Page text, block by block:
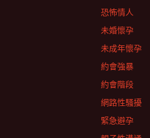
恐怖情人
未婚懷孕
未成年懷孕
約會強暴
約會階段
網路性騷擾
緊急避孕